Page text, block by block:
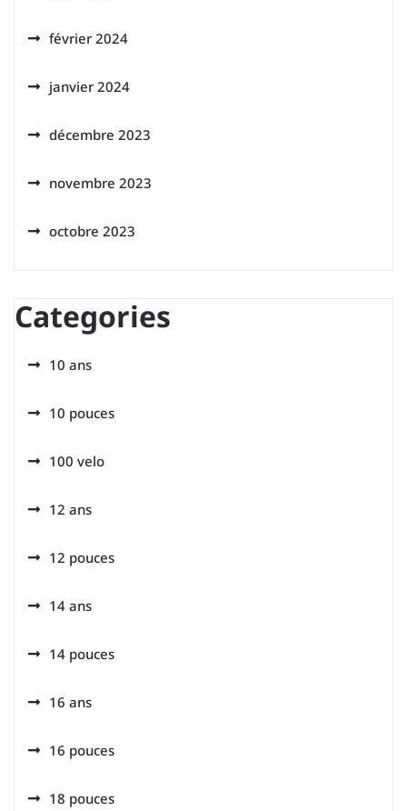
février 2024
janvier 2024
décembre 2023
novembre 2023
octobre 2023
Categories
10 ans
10 pouces
100 velo
12 ans
12 pouces
14 ans
14 pouces
16 ans
16 pouces
18 pouces